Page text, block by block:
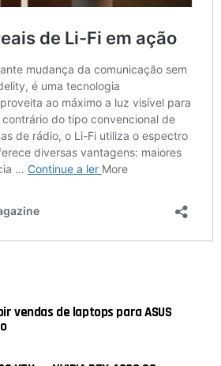
vendas de laptops para ASUS